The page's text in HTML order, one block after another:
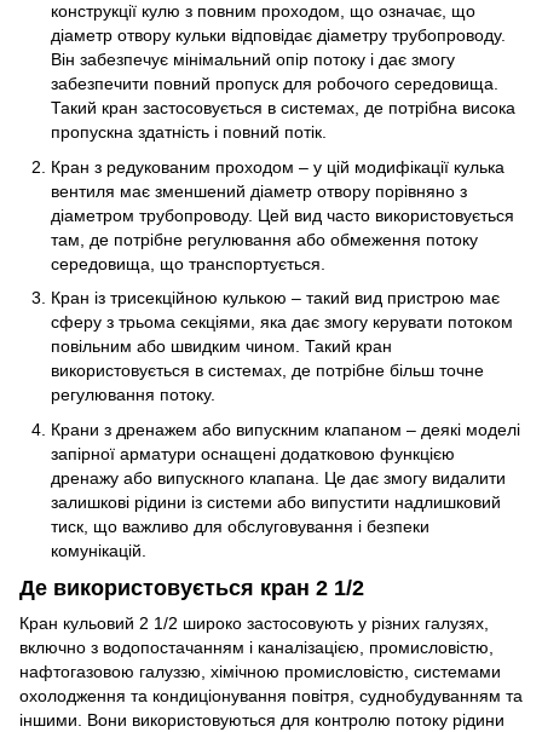
конструкції кулю з повним проходом, що означає, що
діаметр отвору кульки відповідає діаметру трубопроводу.
Він забезпечує мінімальний опір потоку і дає змогу
забезпечити повний пропуск для робочого середовища.
Такий кран застосовується в системах, де потрібна висока
пропускна здатність і повний потік.
Кран з редукованим проходом – у цій модифікації кулька
вентиля має зменшений діаметр отвору порівняно з
діаметром трубопроводу. Цей вид часто використовується
там, де потрібне регулювання або обмеження потоку
середовища, що транспортується.
Кран із трисекційною кулькою – такий вид пристрою має
сферу з трьома секціями, яка дає змогу керувати потоком
повільним або швидким чином. Такий кран
використовується в системах, де потрібне більш точне
регулювання потоку.
Крани з дренажем або випускним клапаном – деякі моделі
запірної арматури оснащені додатковою функцією
дренажу або випускного клапана. Це дає змогу видалити
залишкові рідини із системи або випустити надлишковий
тиск, що важливо для обслуговування і безпеки
комунікацій.
Де використовується кран 2 1/2
Кран кульовий 2 1/2 широко застосовують у різних галузях,
включно з водопостачанням і каналізацією, промисловістю,
нафтогазовою галуззю, хімічною промисловістю, системами
охолодження та кондиціонування повітря, суднобудуванням та
іншими. Вони використовуються для контролю потоку рідини